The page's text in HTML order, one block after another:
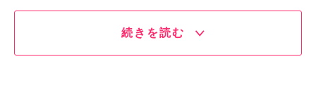
続きを読む